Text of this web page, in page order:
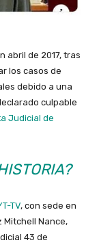
abril de 2017, tras
los casos de
debido a una
culpable
Judicial de
TV, con sede en
Mitchell Nance,
43 de